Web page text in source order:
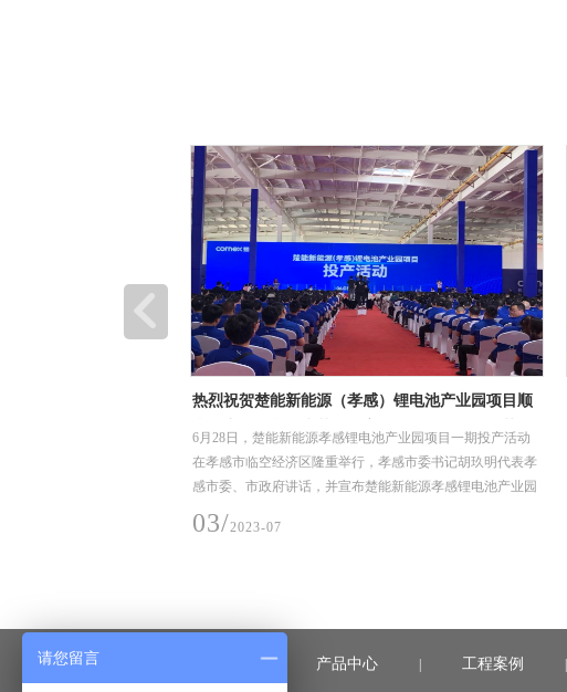
热烈祝贺楚能新能源（孝感）锂电池产业园项目顺
道系统产品
6月28日，楚能新能源孝感锂电池产业园项目一期投产活动
在孝感市临空经济区隆重举行，孝感市委书记胡玖明代表孝
感市委、市政府讲话，并宣布楚能新能源孝感锂电池产业园
03/2023-07
| 产品中心 | 工程案例 |
请您留言